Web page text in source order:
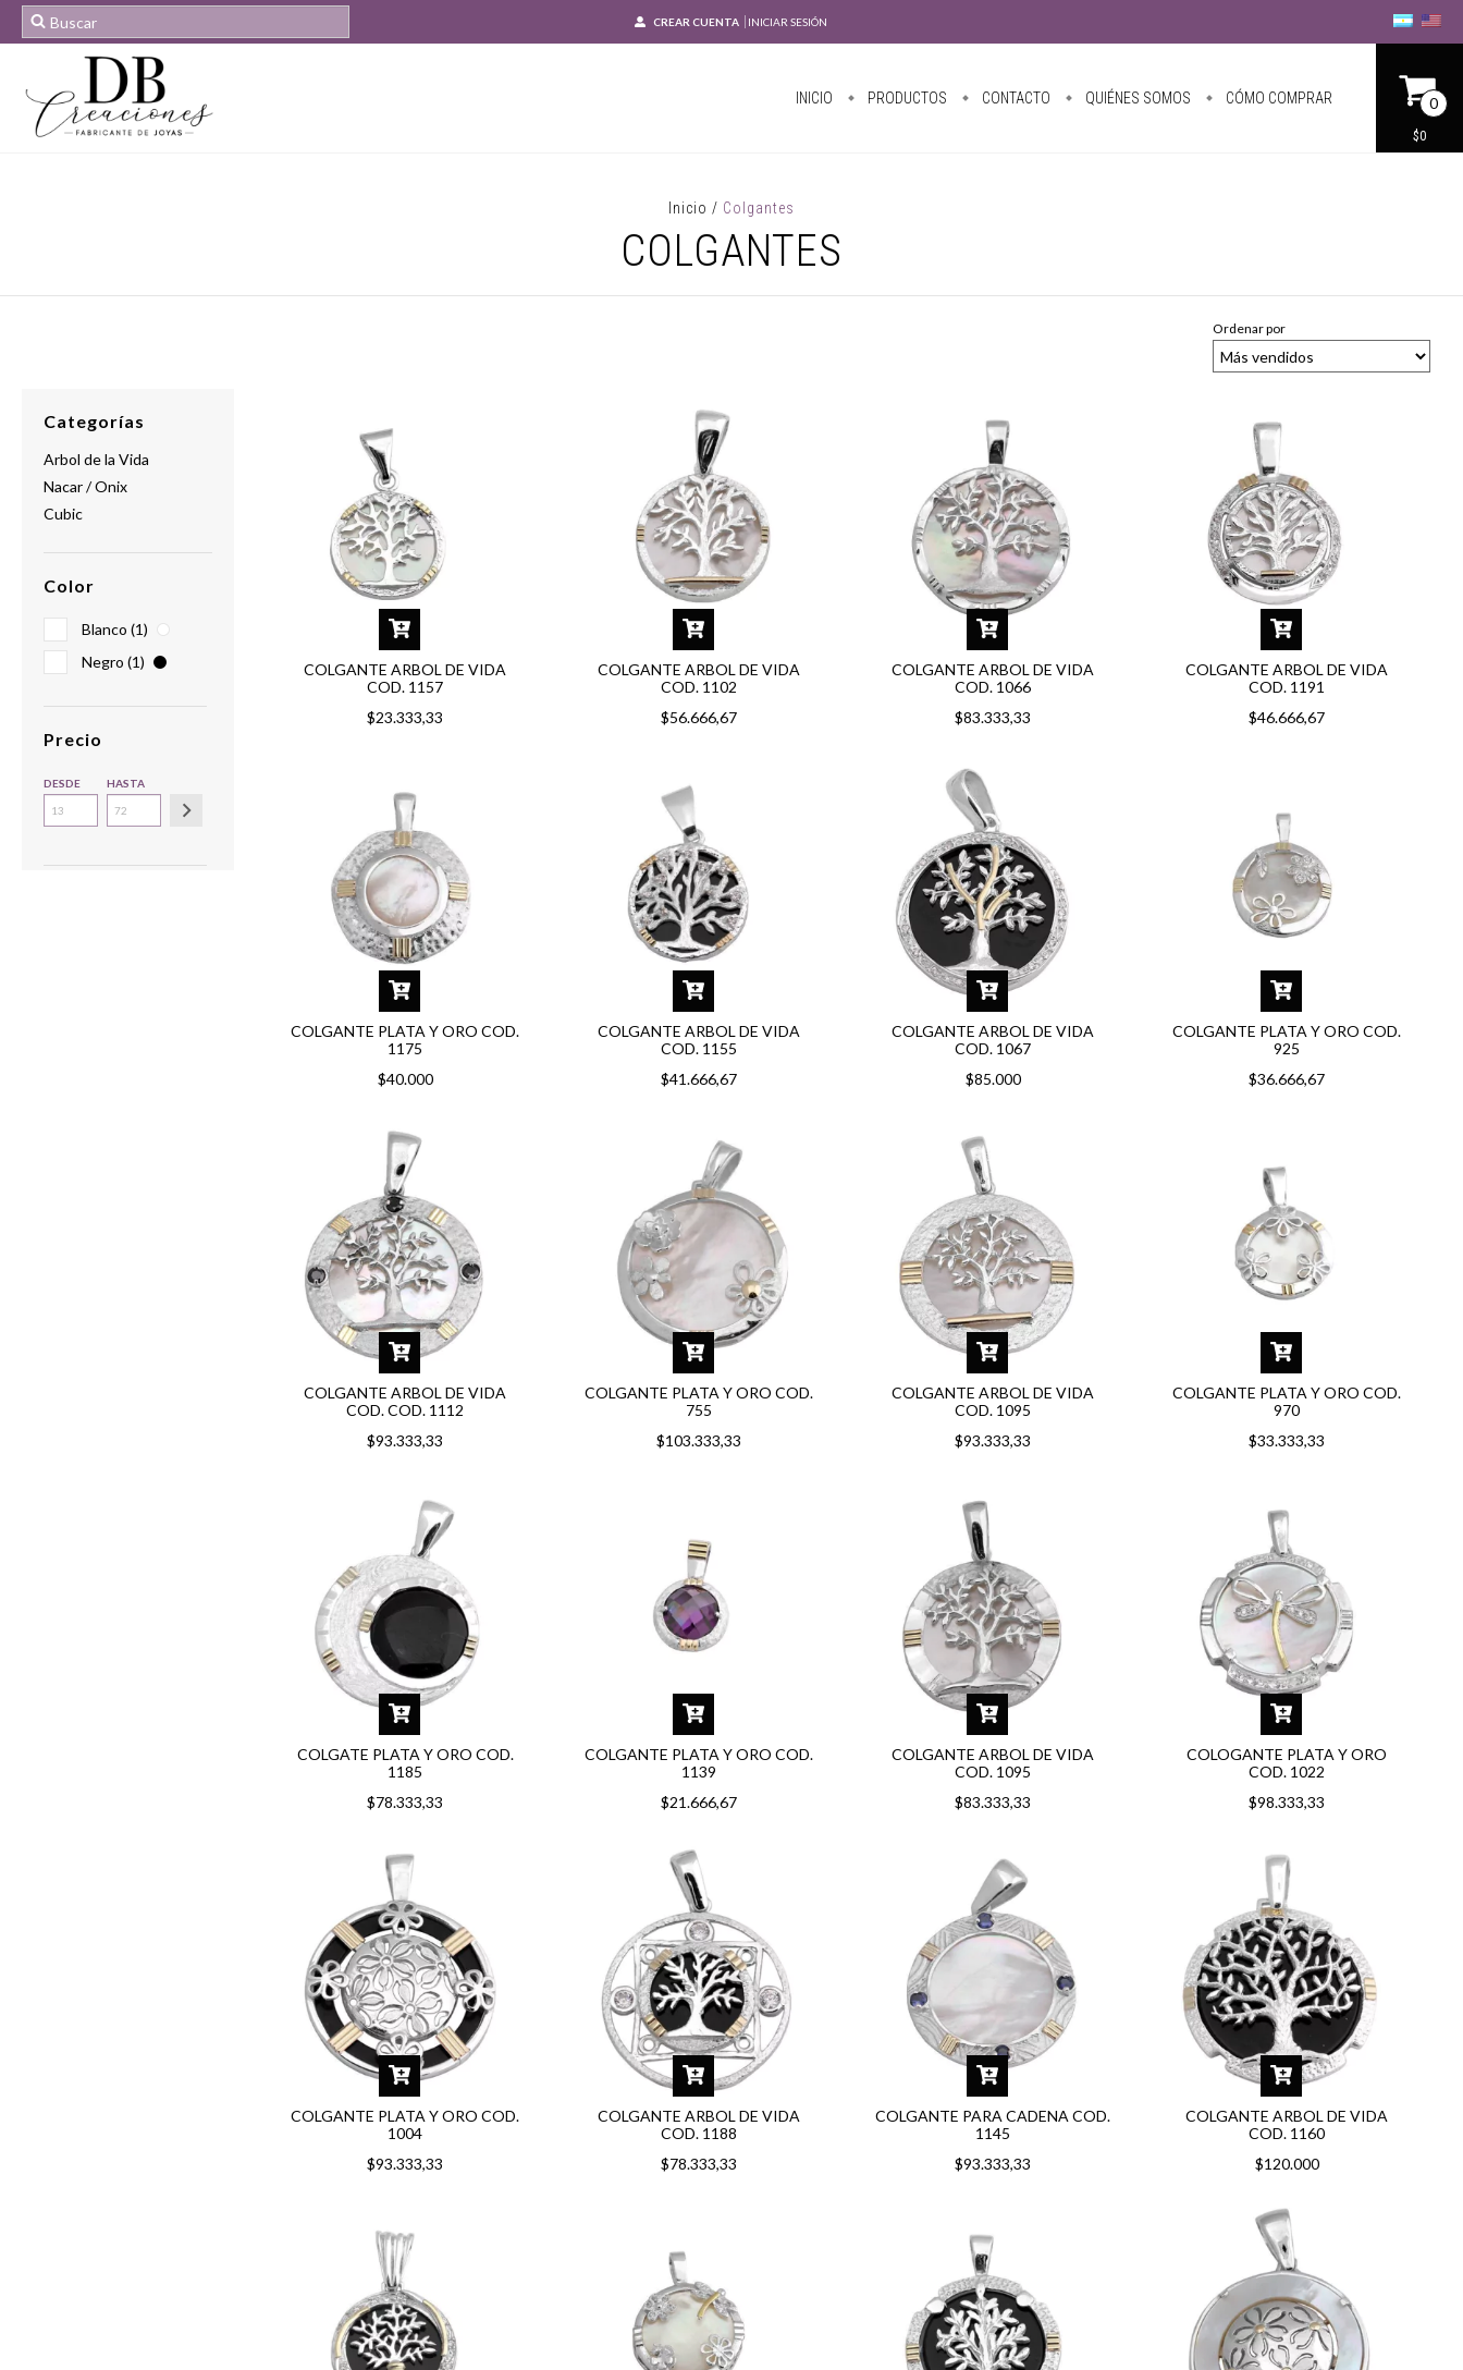
CREAR CUENTA INICIAR SESIÓN
INICIO PRODUCTOS CONTACTO QUIÉNES SOMOS CÓMO COMPRAR 0
$0
Inicio / Colgantes
COLGANTES
Ordenar por
Categorías
Arbol de la Vida
Nacar / Onix
Cubic
Color
Blanco (1)
Negro (1)
Precio
DESDE HASTA
COLGANTE ARBOL DE VIDA
COD. 1157
$23.333,33
COLGANTE ARBOL DE VIDA
COD. 1102
$56.666,67
COLGANTE ARBOL DE VIDA
COD. 1066
$83.333,33
COLGANTE ARBOL DE VIDA
COD. 1191
$46.666,67
COLGANTE PLATA Y ORO COD.
1175
$40.000
COLGANTE ARBOL DE VIDA
COD. 1155
$41.666,67
COLGANTE ARBOL DE VIDA
COD. 1067
$85.000
COLGANTE PLATA Y ORO COD.
925
$36.666,67
COLGANTE ARBOL DE VIDA
COD. COD. 1112
$93.333,33
COLGANTE PLATA Y ORO COD.
755
$103.333,33
COLGANTE ARBOL DE VIDA
COD. 1095
$93.333,33
COLGANTE PLATA Y ORO COD.
970
$33.333,33
COLGATE PLATA Y ORO COD.
1185
$78.333,33
COLGANTE PLATA Y ORO COD.
1139
$21.666,67
COLGANTE ARBOL DE VIDA
COD. 1095
$83.333,33
COLOGANTE PLATA Y ORO
COD. 1022
$98.333,33
COLGANTE PLATA Y ORO COD.
1004
$93.333,33
COLGANTE ARBOL DE VIDA
COD. 1188
$78.333,33
COLGANTE PARA CADENA COD.
1145
$93.333,33
COLGANTE ARBOL DE VIDA
COD. 1160
$120.000